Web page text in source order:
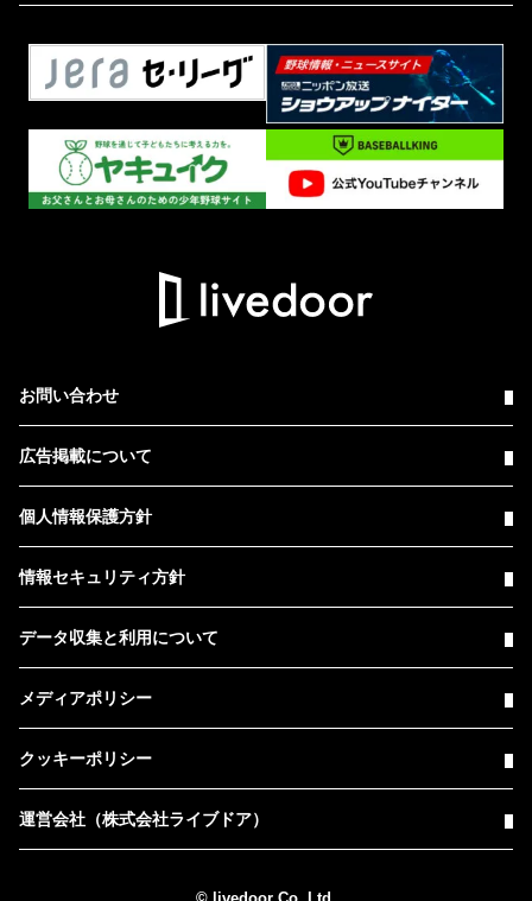
お問い合わせ
広告掲載について
個人情報保護方針
情報セキュリティ方針
データ収集と利用について
メディアポリシー
クッキーポリシー
運営会社（株式会社ライブドア）